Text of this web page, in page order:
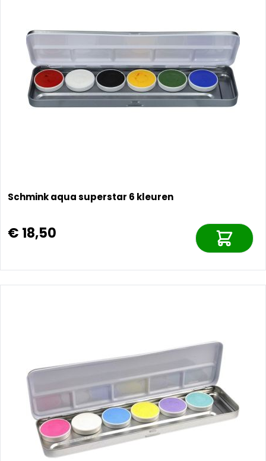
Schmink aqua superstar 6 kleuren
€ 18,50